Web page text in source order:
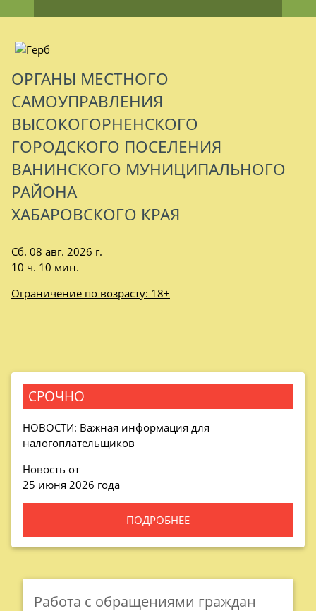
ОРГАНЫ МЕСТНОГО
САМОУПРАВЛЕНИЯ
ВЫСОКОГОРНЕНСКОГО
ГОРОДСКОГО ПОСЕЛЕНИЯ
ВАНИНСКОГО МУНИЦИПАЛЬНОГО
РАЙОНА
ХАБАРОВСКОГО КРАЯ
Сб. 08 авг. 2026 г.
10 ч. 10 мин.
Ограничение по возрасту: 18+
СРОЧНО
НОВОСТИ: Важная информация для
налогоплательщиков
Новость от
25 июня 2026 года
ПОДРОБНЕЕ
Работа с обращениями граждан